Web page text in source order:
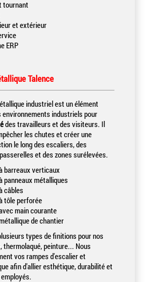
tournant
et extérieur
ERP
Talence
industriel est un élément
environnements industriels pour
des travailleurs et des visiteurs. Il
les chutes et créer une
le long des escaliers, des
et des zones surélevées.
barreaux verticaux
panneaux métalliques
câbles
tôle perforée
main courante
de chantier
types de finitions pour nos
thermolaqué, peinture... Nous
vos rampes d'escalier et
afin d'allier esthétique, durabilité et